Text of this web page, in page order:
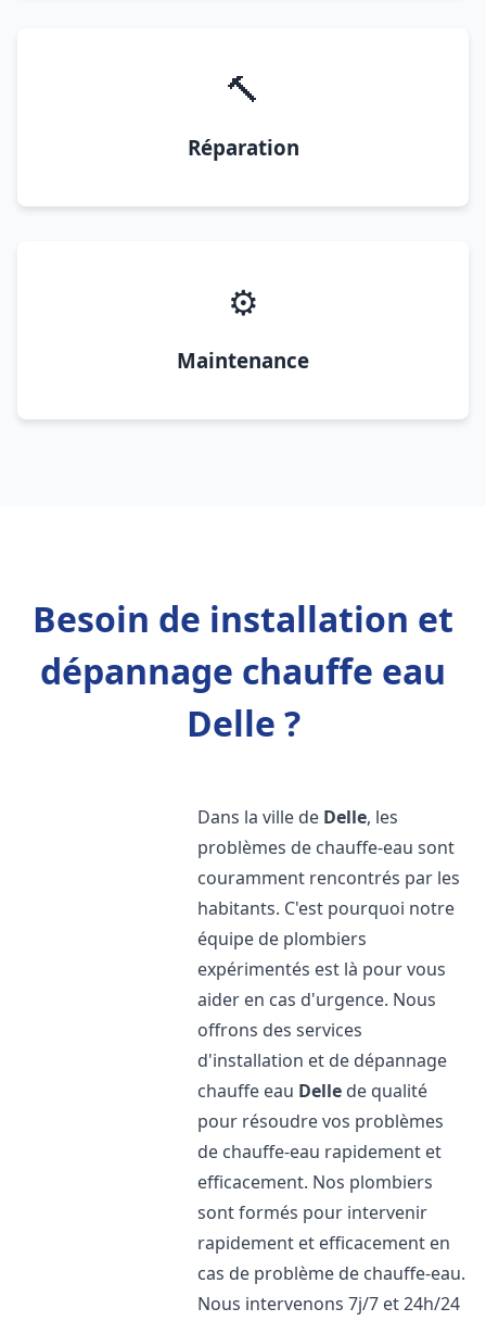
🔨
Réparation
⚙️
Maintenance
Besoin de installation et
dépannage chauffe eau
Delle ?
Dans la ville de Delle, les
problèmes de chauffe-eau sont
couramment rencontrés par les
habitants. C'est pourquoi notre
équipe de plombiers
expérimentés est là pour vous
aider en cas d'urgence. Nous
offrons des services
d'installation et de dépannage
chauffe eau Delle de qualité
pour résoudre vos problèmes
de chauffe-eau rapidement et
efficacement. Nos plombiers
sont formés pour intervenir
rapidement et efficacement en
cas de problème de chauffe-eau.
Nous intervenons 7j/7 et 24h/24